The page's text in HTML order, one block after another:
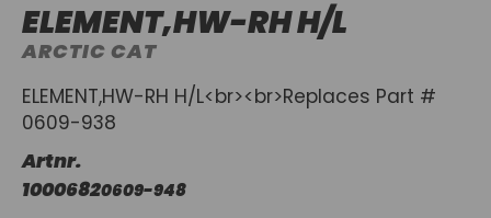
ELEMENT,HW-RH H/L
ARCTIC CAT
ELEMENT,HW-RH H/L<br><br>Replaces Part #
0609-938
Artnr.
10006820609-948